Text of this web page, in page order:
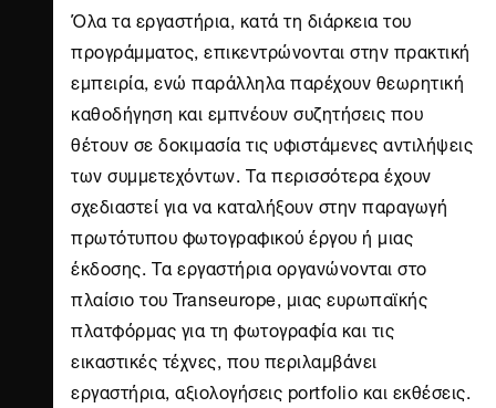
Όλα τα εργαστήρια, κατά τη διάρκεια του
προγράμματος, επικεντρώνονται στην πρακτική
εμπειρία, ενώ παράλληλα παρέχουν θεωρητική
καθοδήγηση και εμπνέουν συζητήσεις που
θέτουν σε δοκιμασία τις υφιστάμενες αντιλήψεις
των συμμετεχόντων. Τα περισσότερα έχουν
σχεδιαστεί για να καταλήξουν στην παραγωγή
πρωτότυπου φωτογραφικού έργου ή μιας
έκδοσης. Τα εργαστήρια οργανώνονται στο
πλαίσιο του Transeurope, μιας ευρωπαϊκής
πλατφόρμας για τη φωτογραφία και τις
εικαστικές τέχνες, που περιλαμβάνει
εργαστήρια, αξιολογήσεις portfolio και εκθέσεις.